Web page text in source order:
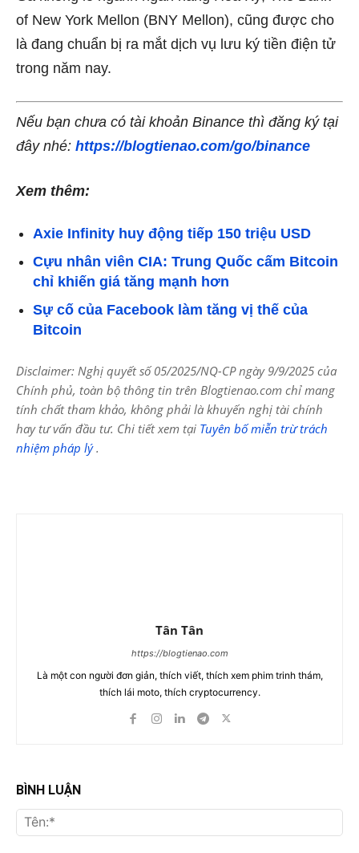
of New York Mellon (BNY Mellon), cũng được cho
là đang chuẩn bị ra mắt dịch vụ lưu ký tiền điện tử
trong năm nay.
Nếu bạn chưa có tài khoản Binance thì đăng ký tại
đây nhé: https://blogtienao.com/go/binance
Xem thêm:
Axie Infinity huy động tiếp 150 triệu USD
Cựu nhân viên CIA: Trung Quốc cấm Bitcoin
chỉ khiến giá tăng mạnh hơn
Sự cố của Facebook làm tăng vị thế của
Bitcoin
Disclaimer: Nghị quyết số 05/2025/NQ-CP ngày 9/9/2025 của
Chính phủ, toàn bộ thông tin trên Blogtienao.com chỉ mang
tính chất tham khảo, không phải là khuyến nghị tài chính
hay tư vấn đầu tư. Chi tiết xem tại Tuyên bố miễn trừ trách
nhiệm pháp lý.
Tân Tân
https://blogtienao.com
Là một con người đơn giản, thích viết, thích xem phim trinh thám,
thích lái moto, thích cryptocurrency.
BÌNH LUẬN